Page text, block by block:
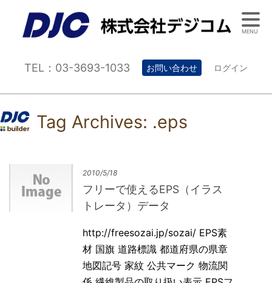
TEL：03-3693-1033 お問い合わせ ログイン
Tag Archives: .eps
2010/5/18
フリーで使えるEPS（イラス
トレータ）データ
http://freesozai.jp/sozai/ EPS素
材 国旗 道路標識 都道府県の県章
地図記号 家紋 公共マーク 物流関
MENU